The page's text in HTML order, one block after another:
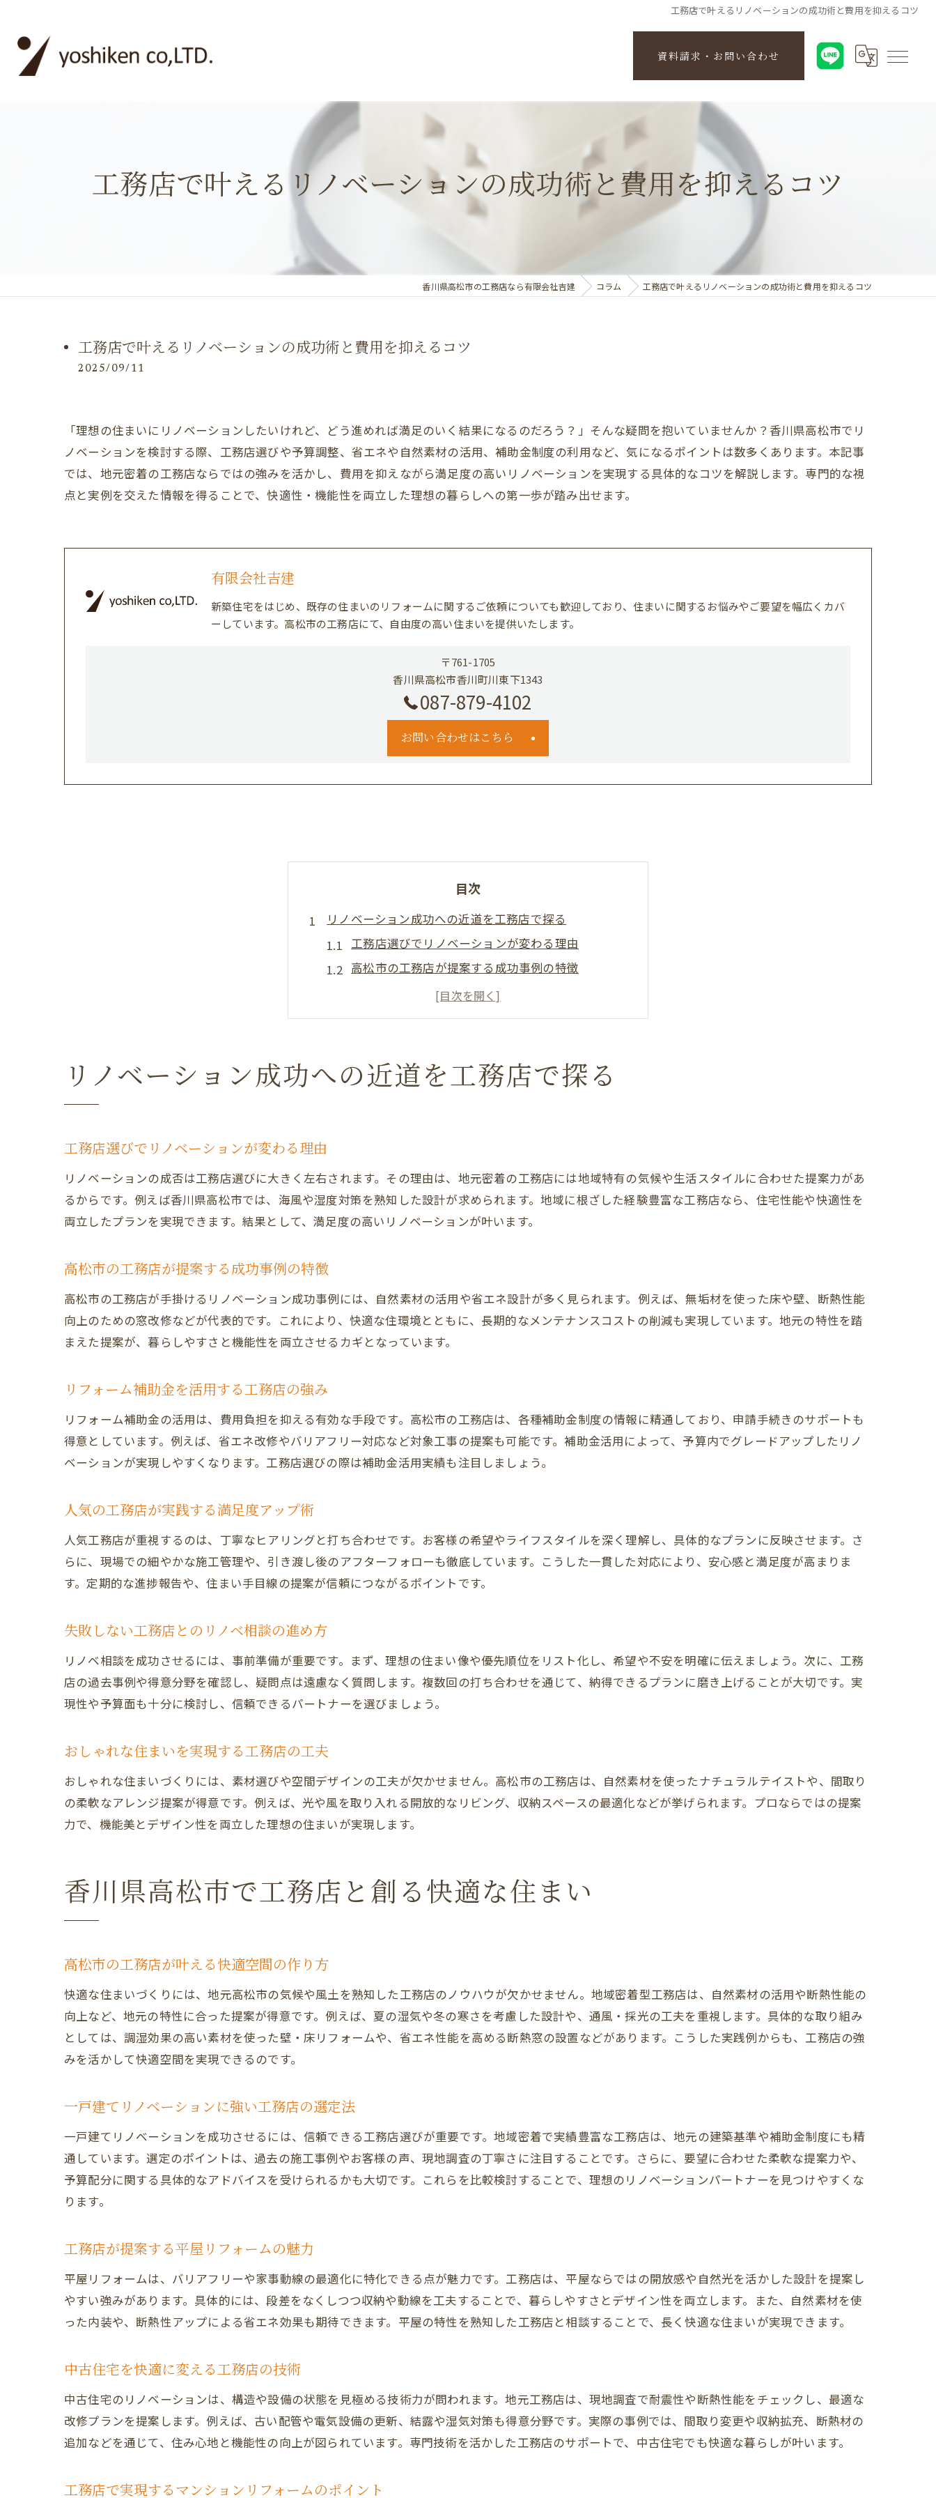
工務店で叶えるリノベーションの成功術と費用を抑えるコツ
資料請求・お問い合わせ
工務店で叶えるリノベーションの成功術と費用を抑えるコツ
香川県高松市の工務店なら有限会社吉建 コラム 工務店で叶えるリノベーションの成功術と費用を抑えるコツ
工務店で叶えるリノベーションの成功術と費用を抑えるコツ
2025/09/11
「理想の住まいにリノベーションしたいけれど、どう進めれば満足のいく結果になるのだろう？」そんな疑問を抱いていませんか？香川県高松市でリ
ノベーションを検討する際、工務店選びや予算調整、省エネや自然素材の活用、補助金制度の利用など、気になるポイントは数多くあります。本記事
では、地元密着の工務店ならではの強みを活かし、費用を抑えながら満足度の高いリノベーションを実現する具体的なコツを解説します。専門的な視
点と実例を交えた情報を得ることで、快適性・機能性を両立した理想の暮らしへの第一歩が踏み出せます。
有限会社吉建
新築住宅をはじめ、既存の住まいのリフォームに関するご依頼についても歓迎しており、住まいに関するお悩みやご要望を幅広くカバ
ーしています。高松市の工務店にて、自由度の高い住まいを提供いたします。
〒761-1705
香川県高松市香川町川東下1343
087-879-4102
お問い合わせはこちら
目次
リノベーション成功への近道を工務店で探る
工務店選びでリノベーションが変わる理由
高松市の工務店が提案する成功事例の特徴
リフォーム補助金を活用する工務店の強み
人気の工務店が実践する満足度アップ術
おしゃれな住まいを実現する工務店の工夫
香川県高松市で工務店と創る快適な住まい
中古住宅を快適に変える工務店の技術
工務店で実現するマンションリフォームのポイント
自然素材を活かした工務店リノベの魅力
香川県の気候に合う素材選びと工務店の役割
おしゃれな工務店リノベで健康的な暮らしを実現
省エネ住宅を叶える工務店活用のコツ
工務店と進める省エネリノベーションの秘訣
ライフスタイルに合う省エネプランを工務店で検討
省エネ重視の工務店選びが成功のカギ
高松市の中古住宅リノベを工務店で成功させる方法
工務店と考えるビフォーアフター事例の活用法
一戸建てリノベーションで工務店が選ばれる理由
工務店と進める一戸建てリノベの実力
高松市で工務店が選ばれる信頼のポイント
アフターサービス充実の工務店を選ぶコツ
高松市リフォーム補助金の基本と工務店の役割
工務店が提案する費用を抑えるリノベ術
補助金活用で理想の住まいを工務店と実現
理想の暮らし実現に工務店が果たす役割
工務店が実現する理想の暮らしの第一歩
高松市の工務店が提案する住まいの未来像
快適性と機能性を両立させる工務店の工夫
リノベーション成功への近道を工務店で探る
工務店選びでリノベーションが変わる理由
リノベーションの成否は工務店選びに大きく左右されます。その理由は、地元密着の工務店には地域特有の気候や生活スタイルに合わせた提案力があ
るからです。例えば香川県高松市では、海風や湿度対策を熟知した設計が求められます。地域に根ざした経験豊富な工務店なら、住宅性能や快適性を
両立したプランを実現できます。結果として、満足度の高いリノベーションが叶います。
高松市の工務店が提案する成功事例の特徴
高松市の工務店が手掛けるリノベーション成功事例には、自然素材の活用や省エネ設計が多く見られます。例えば、無垢材を使った床や壁、断熱性能
向上のための窓改修などが代表的です。これにより、快適な住環境とともに、長期的なメンテナンスコストの削減も実現しています。地元の特性を踏
まえた提案が、暮らしやすさと機能性を両立させるカギとなっています。
リフォーム補助金を活用する工務店の強み
リフォーム補助金の活用は、費用負担を抑える有効な手段です。高松市の工務店は、各種補助金制度の情報に精通しており、申請手続きのサポートも
得意としています。例えば、省エネ改修やバリアフリー対応など対象工事の提案も可能です。補助金活用によって、予算内でグレードアップしたリノ
ベーションが実現しやすくなります。工務店選びの際は補助金活用実績も注目しましょう。
人気の工務店が実践する満足度アップ術
人気工務店が重視するのは、丁寧なヒアリングと打ち合わせです。お客様の希望やライフスタイルを深く理解し、具体的なプランに反映させます。さ
らに、現場での細やかな施工管理や、引き渡し後のアフターフォローも徹底しています。こうした一貫した対応により、安心感と満足度が高まりま
す。定期的な進捗報告や、住まい手目線の提案が信頼につながるポイントです。
失敗しない工務店とのリノベ相談の進め方
リノベ相談を成功させるには、事前準備が重要です。まず、理想の住まい像や優先順位をリスト化し、希望や不安を明確に伝えましょう。次に、工務
店の過去事例や得意分野を確認し、疑問点は遠慮なく質問します。複数回の打ち合わせを通じて、納得できるプランに磨き上げることが大切です。実
現性や予算面も十分に検討し、信頼できるパートナーを選びましょう。
おしゃれな住まいを実現する工務店の工夫
おしゃれな住まいづくりには、素材選びや空間デザインの工夫が欠かせません。高松市の工務店は、自然素材を使ったナチュラルテイストや、間取り
の柔軟なアレンジ提案が得意です。例えば、光や風を取り入れる開放的なリビング、収納スペースの最適化などが挙げられます。プロならではの提案
力で、機能美とデザイン性を両立した理想の住まいが実現します。
香川県高松市で工務店と創る快適な住まい
高松市の工務店が叶える快適空間の作り方
快適な住まいづくりには、地元高松市の気候や風土を熟知した工務店のノウハウが欠かせません。地域密着型工務店は、自然素材の活用や断熱性能の
向上など、地元の特性に合った提案が得意です。例えば、夏の湿気や冬の寒さを考慮した設計や、通風・採光の工夫を重視します。具体的な取り組み
としては、調湿効果の高い素材を使った壁・床リフォームや、省エネ性能を高める断熱窓の設置などがあります。こうした実践例からも、工務店の強
みを活かして快適空間を実現できるのです。
一戸建てリノベーションに強い工務店の選定法
一戸建てリノベーションを成功させるには、信頼できる工務店選びが重要です。地域密着で実績豊富な工務店は、地元の建築基準や補助金制度にも精
通しています。選定のポイントは、過去の施工事例やお客様の声、現地調査の丁寧さに注目することです。さらに、要望に合わせた柔軟な提案力や、
予算配分に関する具体的なアドバイスを受けられるかも大切です。これらを比較検討することで、理想のリノベーションパートナーを見つけやすくな
ります。
工務店が提案する平屋リフォームの魅力
平屋リフォームは、バリアフリーや家事動線の最適化に特化できる点が魅力です。工務店は、平屋ならではの開放感や自然光を活かした設計を提案し
やすい強みがあります。具体的には、段差をなくしつつ収納や動線を工夫することで、暮らしやすさとデザイン性を両立します。また、自然素材を使
った内装や、断熱性アップによる省エネ効果も期待できます。平屋の特性を熟知した工務店と相談することで、長く快適な住まいが実現できます。
中古住宅を快適に変える工務店の技術
中古住宅のリノベーションは、構造や設備の状態を見極める技術力が問われます。地元工務店は、現地調査で耐震性や断熱性能をチェックし、最適な
改修プランを提案します。例えば、古い配管や電気設備の更新、結露や湿気対策も得意分野です。実際の事例では、間取り変更や収納拡充、断熱材の
追加などを通じて、住み心地と機能性の向上が図られています。専門技術を活かした工務店のサポートで、中古住宅でも快適な暮らしが叶います。
工務店で実現するマンションリフォームのポイント